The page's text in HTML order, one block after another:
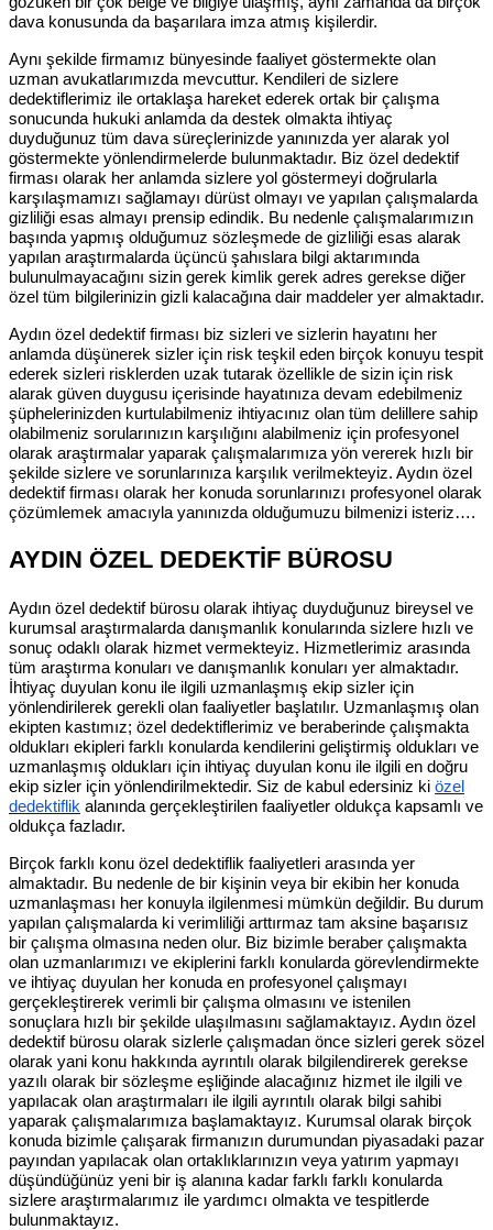
dava konusunda da başarılara imza atmış kişilerdir.
Aynı şekilde firmamız bünyesinde faaliyet göstermekte olan
uzman avukatlarımızda mevcuttur. Kendileri de sizlere
dedektiflerimiz ile ortaklaşa hareket ederek ortak bir çalışma
sonucunda hukuki anlamda da destek olmakta ihtiyaç
duyduğunuz tüm dava süreçlerinizde yanınızda yer alarak yol
göstermekte yönlendirmelerde bulunmaktadır. Biz özel dedektif
firması olarak her anlamda sizlere yol göstermeyi doğrularla
karşılaşmamızı sağlamayı dürüst olmayı ve yapılan çalışmalarda
gizliliği esas almayı prensip edindik. Bu nedenle çalışmalarımızın
başında yapmış olduğumuz sözleşmede de gizliliği esas alarak
yapılan araştırmalarda üçüncü şahıslara bilgi aktarımında
bulunulmayacağını sizin gerek kimlik gerek adres gerekse diğer
özel tüm bilgilerinizin gizli kalacağına dair maddeler yer almaktadır.
Aydın özel dedektif firması biz sizleri ve sizlerin hayatını her
anlamda düşünerek sizler için risk teşkil eden birçok konuyu tespit
ederek sizleri risklerden uzak tutarak özellikle de sizin için risk
alarak güven duygusu içerisinde hayatınıza devam edebilmeniz
şüphelerinizden kurtulabilmeniz ihtiyacınız olan tüm delillere sahip
olabilmeniz sorularınızın karşılığını alabilmeniz için profesyonel
olarak araştırmalar yaparak çalışmalarımıza yön vererek hızlı bir
şekilde sizlere ve sorunlarınıza karşılık verilmekteyiz. Aydın özel
dedektif firması olarak her konuda sorunlarınızı profesyonel olarak
çözümlemek amacıyla yanınızda olduğumuzu bilmenizi isteriz….
AYDIN ÖZEL DEDEKTİF BÜROSU
Aydın özel dedektif bürosu olarak ihtiyaç duyduğunuz bireysel ve
kurumsal araştırmalarda danışmanlık konularında sizlere hızlı ve
sonuç odaklı olarak hizmet vermekteyiz. Hizmetlerimiz arasında
tüm araştırma konuları ve danışmanlık konuları yer almaktadır.
İhtiyaç duyulan konu ile ilgili uzmanlaşmış ekip sizler için
yönlendirilerek gerekli olan faaliyetler başlatılır. Uzmanlaşmış olan
ekipten kastımız; özel dedektiflerimiz ve beraberinde çalışmakta
oldukları ekipleri farklı konularda kendilerini geliştirmiş oldukları ve
uzmanlaşmış oldukları için ihtiyaç duyulan konu ile ilgili en doğru
ekip sizler için yönlendirilmektedir. Siz de kabul edersiniz ki özel
dedektiflik alanında gerçekleştirilen faaliyetler oldukça kapsamlı ve
oldukça fazladır.
Birçok farklı konu özel dedektiflik faaliyetleri arasında yer
almaktadır. Bu nedenle de bir kişinin veya bir ekibin her konuda
uzmanlaşması her konuyla ilgilenmesi mümkün değildir. Bu durum
yapılan çalışmalarda ki verimliliği arttırmaz tam aksine başarısız
bir çalışma olmasına neden olur. Biz bizimle beraber çalışmakta
olan uzmanlarımızı ve ekiplerini farklı konularda görevlendirmekte
ve ihtiyaç duyulan her konuda en profesyonel çalışmayı
gerçekleştirerek verimli bir çalışma olmasını ve istenilen
sonuçlara hızlı bir şekilde ulaşılmasını sağlamaktayız. Aydın özel
dedektif bürosu olarak sizlerle çalışmadan önce sizleri gerek sözel
olarak yani konu hakkında ayrıntılı olarak bilgilendirerek gerekse
yazılı olarak bir sözleşme eşliğinde alacağınız hizmet ile ilgili ve
yapılacak olan araştırmaları ile ilgili ayrıntılı olarak bilgi sahibi
yaparak çalışmalarımıza başlamaktayız. Kurumsal olarak birçok
konuda bizimle çalışarak firmanızın durumundan piyasadaki pazar
payından yapılacak olan ortaklıklarınızın veya yatırım yapmayı
düşündüğünüz yeni bir iş alanına kadar farklı farklı konularda
sizlere araştırmalarımız ile yardımcı olmakta ve tespitlerde
bulunmaktayız.